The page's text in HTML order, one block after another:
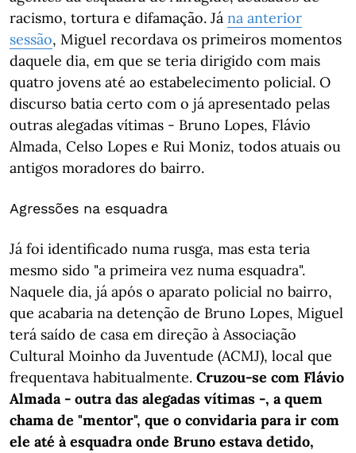
racismo, tortura e difamação. Já na anterior
sessão, Miguel recordava os primeiros momentos
daquele dia, em que se teria dirigido com mais
quatro jovens até ao estabelecimento policial. O
discurso batia certo com o já apresentado pelas
outras alegadas vítimas - Bruno Lopes, Flávio
Almada, Celso Lopes e Rui Moniz, todos atuais ou
antigos moradores do bairro.
Agressões na esquadra
Já foi identificado numa rusga, mas esta teria
mesmo sido "a primeira vez numa esquadra".
Naquele dia, já após o aparato policial no bairro,
que acabaria na detenção de Bruno Lopes, Miguel
terá saído de casa em direção à Associação
Cultural Moinho da Juventude (ACMJ), local que
frequentava habitualmente. Cruzou-se com Flávio
Almada - outra das alegadas vítimas -, a quem
chama de "mentor", que o convidaria para ir com
ele até à esquadra onde Bruno estava detido,